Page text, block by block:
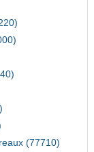
(77710)